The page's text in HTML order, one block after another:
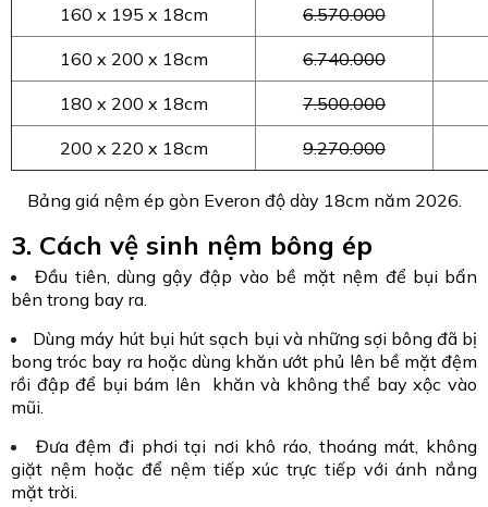
160 x 195 x 18cm 6.570.000
160 x 200 x 18cm 6.740.000
180 x 200 x 18cm 7.500.000
200 x 220 x 18cm 9.270.000
Bảng giá nệm ép gòn Everon độ dày 18cm năm 2026.
3. Cách vệ sinh nệm bông ép
Đầu tiên, dùng gậy đập vào bề mặt nệm để bụi bẩn
bên trong bay ra.
Dùng máy hút bụi hút sạch bụi và những sợi bông đã bị
bong tróc bay ra hoặc dùng khăn ướt phủ lên bề mặt đệm
rồi đập để bụi bám lên khăn và không thể bay xộc vào
mũi.
Đưa đệm đi phơi tại nơi khô ráo, thoáng mát, không
giặt nệm hoặc để nệm tiếp xúc trực tiếp với ánh nắng
mặt trời.